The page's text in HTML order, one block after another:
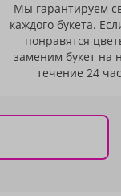
Мы гарантируем
каждого букета.
понравятся
заменим букет на
течение 24